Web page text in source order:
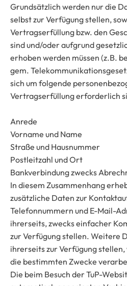
Grundsätzlich werden nur die
selbst zur Verfügung stellen,
Vertragserfüllung bzw. den
sind und/oder aufgrund
erhoben werden müssen (z.B.
gem.
sich um folgende
Vertragserfüllung erforderlich
Anrede
Vorname und Name
Straße und Hausnummer
Postleitzahl und Ort
Bankverbindung zwecks
In diesem Zusammenhang
zusätzliche Daten zur
Telefonnummern und E-Mail-
ihrerseits, zwecks einfacher
zur Verfügung stellen. Weitere
ihrerseits zur Verfügung
die bestimmten Zwecke
Die beim Besuch der TuP-